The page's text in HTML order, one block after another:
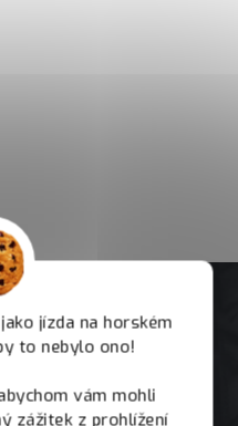
jízda na horském
to nebylo ono!
vám mohli
zážitek z prohlížení